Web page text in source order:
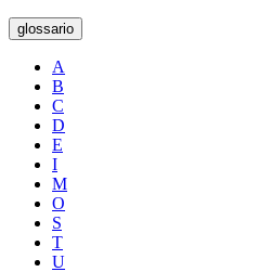
glossario
A
B
C
D
E
I
M
O
S
T
U